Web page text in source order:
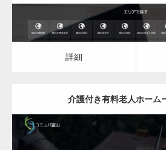
詳細
介護付き有料老人ホーム
変幻自在、あらゆる
カスタム投稿タイ
一般社団法人高齢者